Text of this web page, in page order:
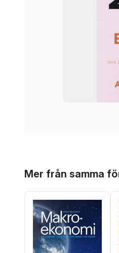
Mer från samma